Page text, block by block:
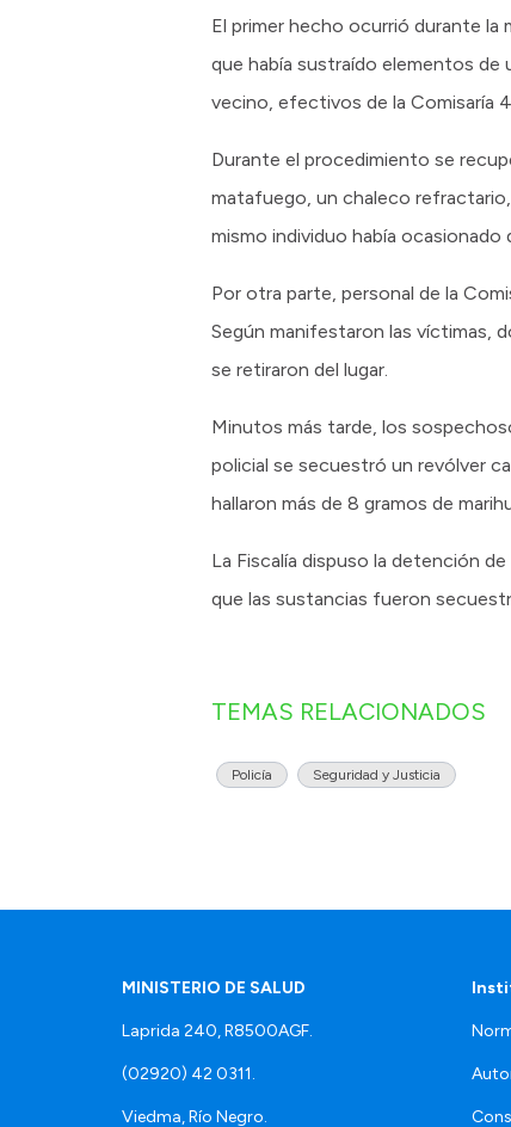
El primer hecho ocurrió durante la
que había sustraído elementos de
vecino, efectivos de la Comisaría
Durante el procedimiento se
matafuego, un chaleco
mismo individuo había
Por otra parte, personal de la
Según manifestaron las víctimas,
se retiraron del lugar.
Minutos más tarde, los
policial se secuestró un revólver
hallaron más de 8 gramos de
La Fiscalía dispuso la detención
que las sustancias fueron
TEMAS RELACIONADOS
Policía Seguridad y Justicia
MINISTERIO DE SALUD
Laprida 240, R8500AGF.
(02920) 42 0311.
Viedma, Río Negro.